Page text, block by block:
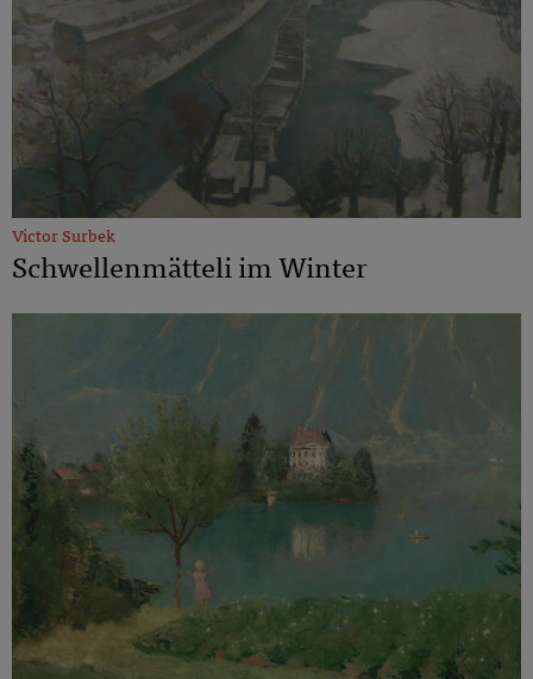
Victor Surbek
Schwellenmätteli im Winter